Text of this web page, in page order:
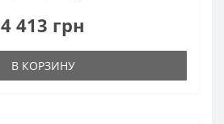
4 413 грн
В КОРЗИНУ